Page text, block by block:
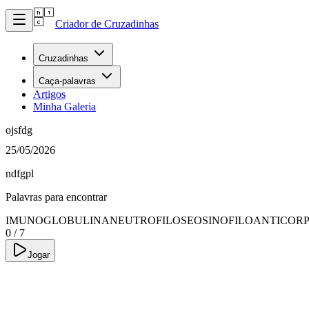
Criador de Cruzadinhas
Cruzadinhas
Caça-palavras
Artigos
Minha Galeria
ojsfdg
25/05/2026
ndfgpl
Palavras para encontrar
IMUNOGLOBULINANEUTROFILOSEOSINOFILO
0 / 7
Jogar